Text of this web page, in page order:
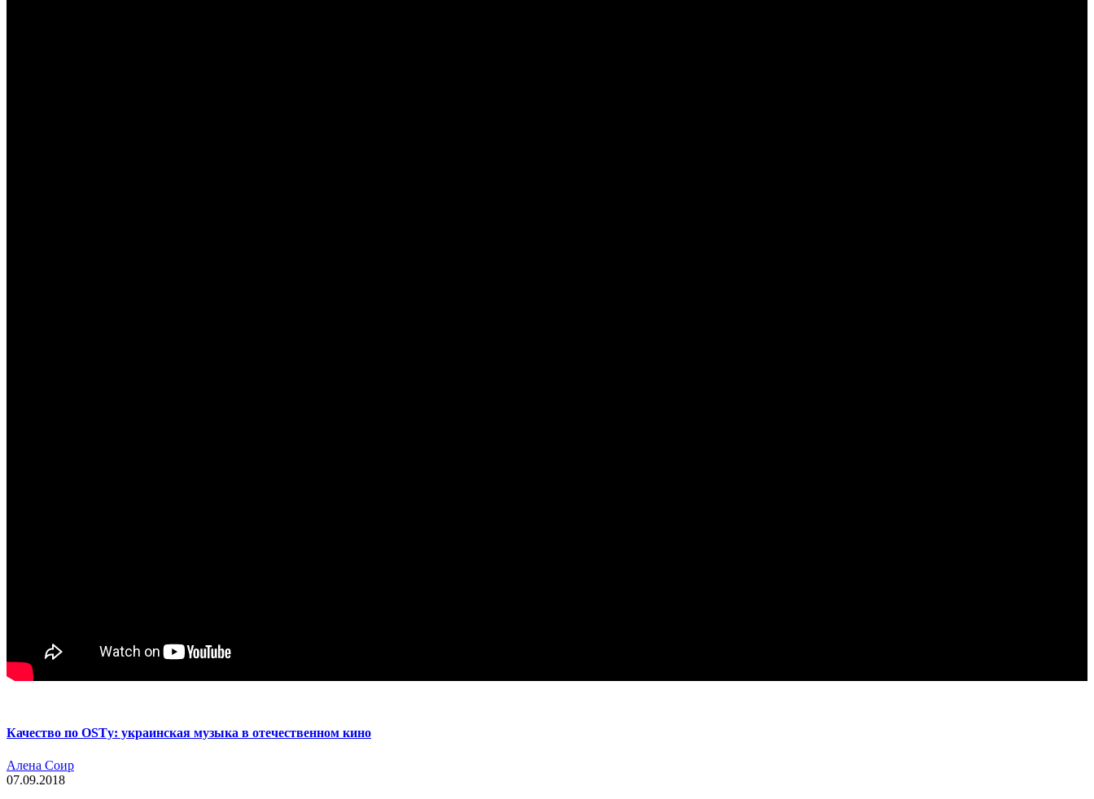
Качество по OSTу: украинская музыка в отечественном кино
Алена Соир
07.09.2018